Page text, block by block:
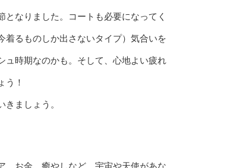
なりました。コートも必要になってく
着るものしか出さないタイプ）気合いを
ュ時期なのかも。そして、心地よい疲れ
う！
ましょう。